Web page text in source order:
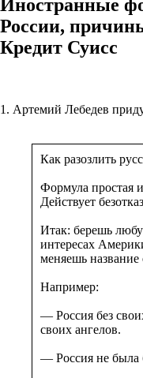
Иностранные
России,
Кредит Суисс
1. Артемий Лебедев
Как разозлить
Формула простая
Действует
Итак: берешь
интересах
меняешь
Например:
— Россия без
своих ангелов.
— Россия не была